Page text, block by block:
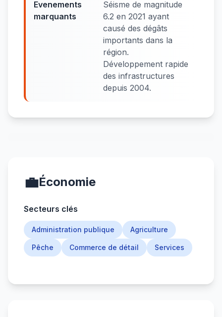
Evenements
marquants
Séisme de magnitude
6.2 en 2021 ayant
causé des dégâts
importants dans la
région.
Développement rapide
des infrastructures
depuis 2004.
💼Économie
Secteurs clés
Administration publique Agriculture
Pêche Commerce de détail Services